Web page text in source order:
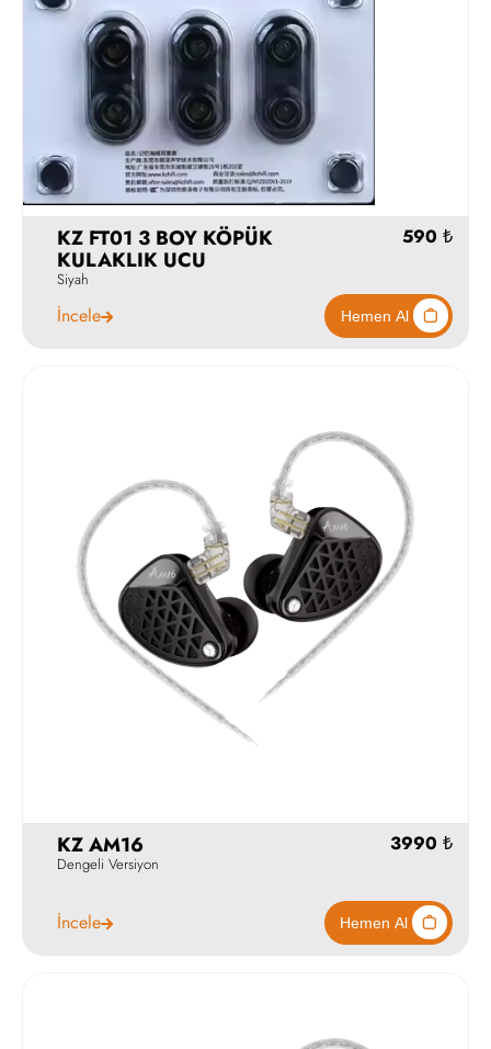
Hemen Al
KZ FT01 3 BOY KÖPÜK
KULAKLIK UCU
Siyah
İncele
KZ AM16
Dengeli Versiyon
İncele